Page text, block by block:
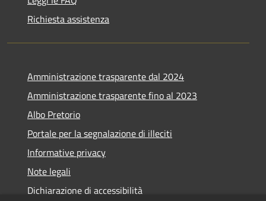
Richiesta assistenza
Amministrazione trasparente dal 2024
Amministrazione trasparente fino al 2023
Albo Pretorio
Portale per la segnalazione di illeciti
Informative privacy
Note legali
Dichiarazione di accessibilità